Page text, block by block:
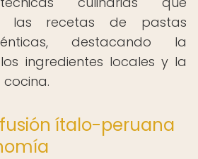
las recetas de pastas
destacando la
ingredientes locales y la
ítalo-peruana